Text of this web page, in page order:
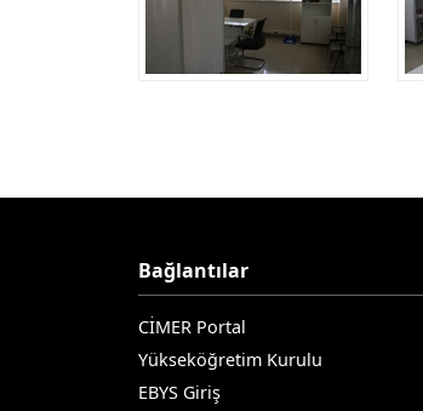
Bağlantılar
CİMER Portal
Yükseköğretim Kurulu
EBYS Giriş